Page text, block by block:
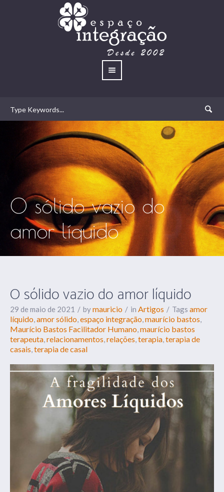
O sólido vazio do
amor líquido
O sólido vazio do amor líquido
29 de maio de 2021 bymauricio in Artigos Tags amor
líquido,amor sólido,espaço integração,maurício bastos,
Maurício Bastos Facilitador Humano,maurício bastos
terapeuta,relacionamentos,relações,terapia,terapia de
casais,terapia de casal